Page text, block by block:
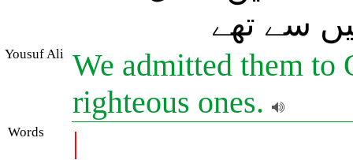
سے تھے
Yousuf Ali We admitted them to
righteous ones.
Words |